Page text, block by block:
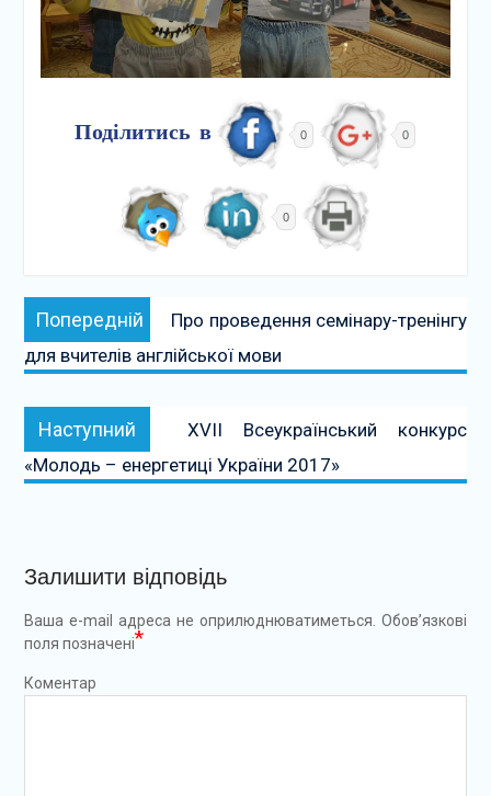
Поділитись в 0 0
0
Навігація
записів
Попередній Попередній:
Про проведення семінару-тренінгу
для вчителів англійської мови
Наступний Наступний:
XVІI Всеукраїнський конкурс
«Молодь – енергетиці України 2017»
Залишити відповідь
Ваша e-mail адреса не оприлюднюватиметься. Обов’язкові
поля позначені*
Коментар